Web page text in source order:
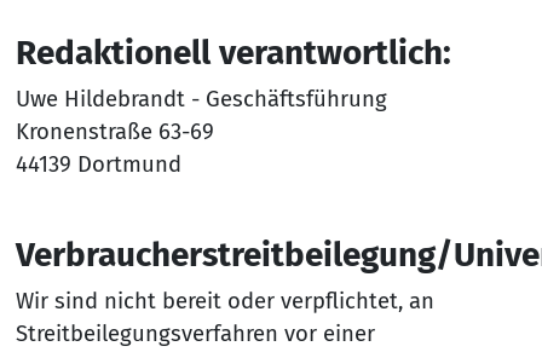
Redaktionell verantwortlich:
Uwe Hildebrandt - Geschäftsführung
Kronenstraße 63-69
44139 Dortmund
Verbraucherstreitbeilegung/
Wir sind nicht bereit oder verpflichtet, an
Streitbeilegungsverfahren vor einer